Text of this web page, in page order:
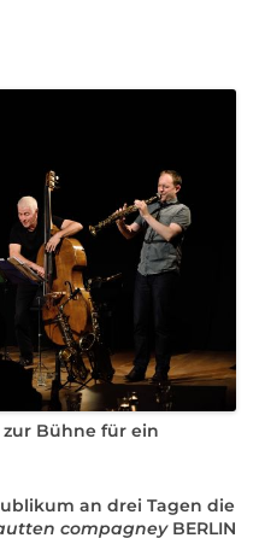
zur Bühne für ein
an drei Tagen die
compagneyBERLIN